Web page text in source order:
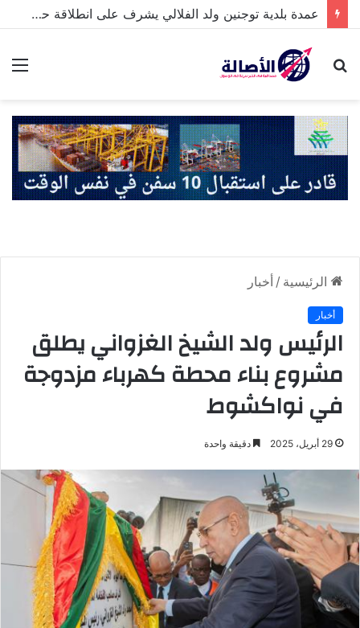
عمدة بلدية توجنين ولد الفلالي يشرف على انطلاقة حملة نظافة واسعة لمدة3ايام
بحث
الرئيسية / أخبار
أخبار
الرئيس ولد الشيخ الغزواني يطلق
مشروع بناء محطة كهرباء مزدوجة
في نواكشوط
29 أبريل، 2025 دقيقة واحدة